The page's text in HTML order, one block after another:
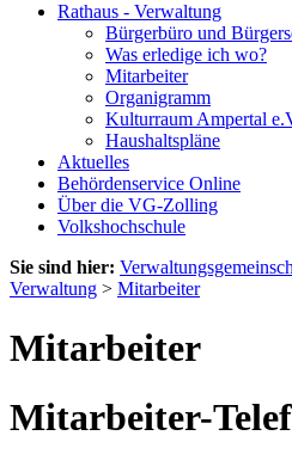
Rathaus - Verwaltung
Bürgerbüro und
Was erledige ich wo?
Mitarbeiter
Organigramm
Kulturraum Ampertal
Haushaltspläne
Aktuelles
Behördenservice Online
Über die VG-Zolling
Volkshochschule
Sie sind hier:
Verwaltung > Mitarbeiter
Mitarbeiter
Mitarbeiter-